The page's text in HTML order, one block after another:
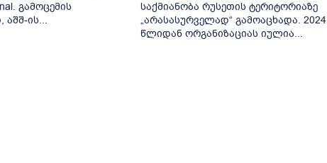
გამოცემის
ის...
საქმიანობა რუსეთის ტერიტორიაზე
„არასასურველად“ გამოაცხადა. 2024
წლიდან ორგანიზაციას იულია...